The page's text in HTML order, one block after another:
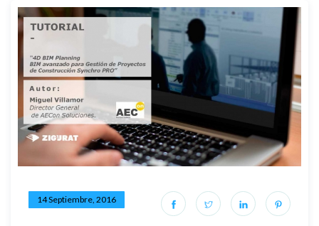
14 Septiembre, 2016